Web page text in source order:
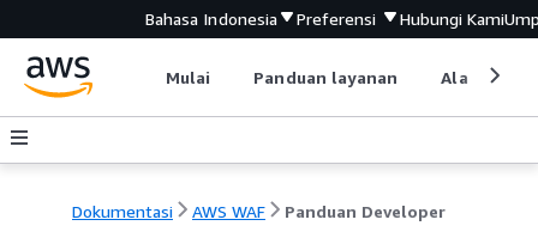
Bahasa Indonesia Preferensi Hubungi Kami
Mulai Panduan layanan Alat
Dokumentasi AWS WAF Panduan Developer